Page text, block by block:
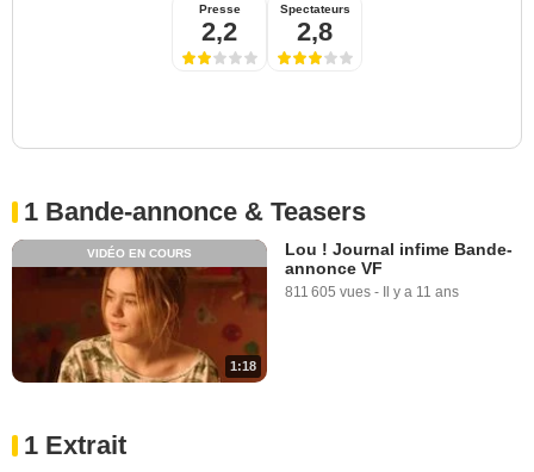
Presse
2,2
Spectateurs
2,8
1 Bande-annonce & Teasers
1:18
VIDÉO EN COURS
Lou ! Journal infime Bande-
annonce VF
811 605 vues - Il y a 11 ans
1 Extrait